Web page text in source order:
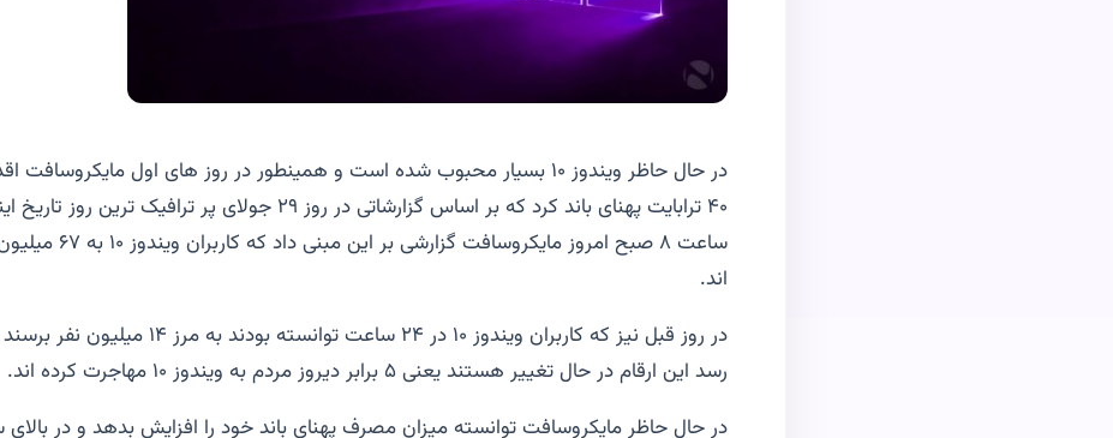
در حال حاظر ویندوز ۱۰ بسیار محبوب شده است و همینطور در روز های اول
۴۰ ترابایت پهنای باند کرد که بر اساس گزارشاتی در روز ۲۹ جولای پر ترافیک
ساعت ۸ صبح امروز مایکروسافت
اند.
در روز قبل نیز که کاربران ویندوز ۱۰ در ۲۴ ساعت توانسته
رسد این ارقام در حال تغییر هستند یعنی ۵ برابر دیروز مردم به ویندوز ۱۰ مهاجرت کرده اند.
در حال حاظر مایکروسافت توانسته میزان مصرف پهنای باند خود را افزایش بدهد و در بالای